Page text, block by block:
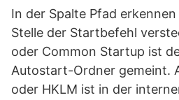
In der Spalte Pfad
Stelle der Startbefehl
oder Common Startup ist
Autostart-Ordner gemeint.
oder HKLM ist in der